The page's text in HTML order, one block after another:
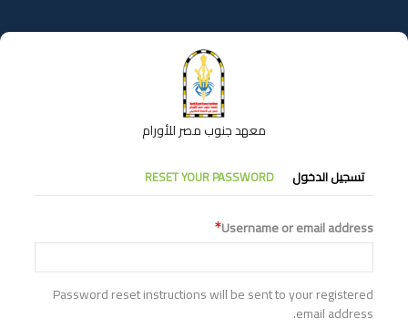
إلى
المحتوى
معهد جنوب مصر للأورام
التبويبات
الأساسية
تسجيل الدخول RESET YOUR PASSWORD
Username or email address
Password reset instructions will be sent to your registered
email address.